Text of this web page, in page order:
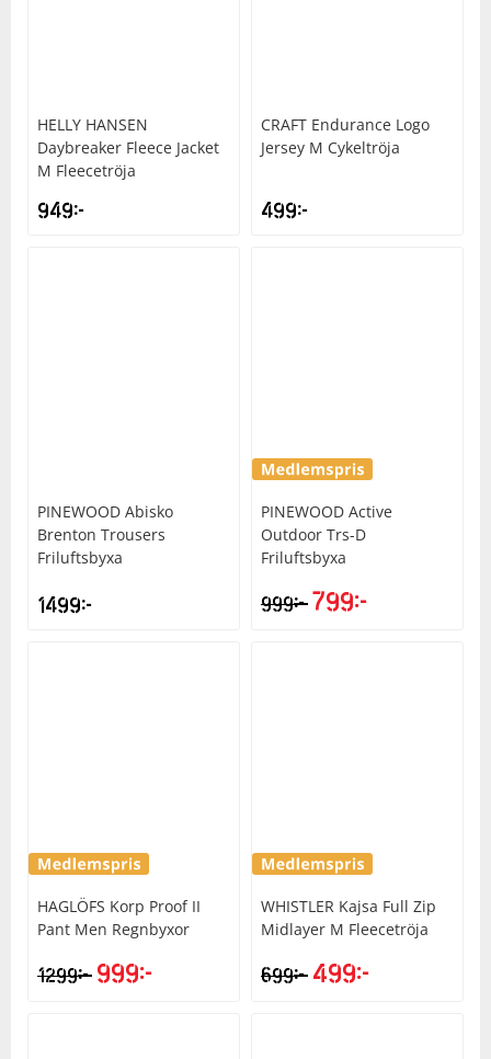
HELLY HANSEN
Daybreaker Fleece Jacket
M Fleecetröja
949kr
CRAFT Endurance Logo
Jersey M Cykeltröja
499kr
PINEWOOD Abisko
Brenton Trousers
Friluftsbyxa
1499kr
PINEWOOD Active
Outdoor Trs-D
Friluftsbyxa
999kr799kr
HAGLÖFS Korp Proof II
Pant Men Regnbyxor
1299kr 999kr
WHISTLER Kajsa Full Zip
Midlayer M Fleecetröja
699kr 499kr